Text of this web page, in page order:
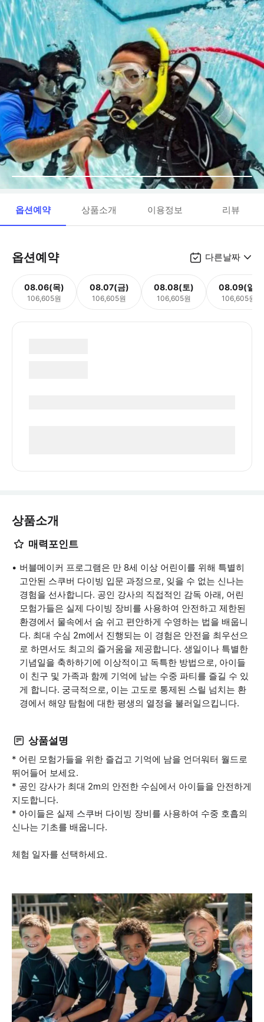
옵션예약 상품소개 이용정보 리뷰
옵션예약 다른날짜
08.06(목)
106,605원
08.07(금)
106,605원
08.08(토)
106,605원
08.09(일)
106,605원
상품소개
매력포인트
버블메이커 프로그램은 만 8세 이상 어린이를 위해 특별히
고안된 스쿠버 다이빙 입문 과정으로, 잊을 수 없는 신나는
경험을 선사합니다. 공인 강사의 직접적인 감독 아래, 어린
모험가들은 실제 다이빙 장비를 사용하여 안전하고 제한된
환경에서 물속에서 숨 쉬고 편안하게 수영하는 법을 배웁니
다. 최대 수심 2m에서 진행되는 이 경험은 안전을 최우선으
로 하면서도 최고의 즐거움을 제공합니다. 생일이나 특별한
기념일을 축하하기에 이상적이고 독특한 방법으로, 아이들
이 친구 및 가족과 함께 기억에 남는 수중 파티를 즐길 수 있
게 합니다. 궁극적으로, 이는 고도로 통제된 스릴 넘치는 환
경에서 해양 탐험에 대한 평생의 열정을 불러일으킵니다.
상품설명
* 어린 모험가들을 위한 즐겁고 기억에 남을 언더워터 월드로
뛰어들어 보세요.
* 공인 강사가 최대 2m의 안전한 수심에서 아이들을 안전하게
지도합니다.
* 아이들은 실제 스쿠버 다이빙 장비를 사용하여 수중 호흡의
신나는 기초를 배웁니다.
체험 일자를 선택하세요.